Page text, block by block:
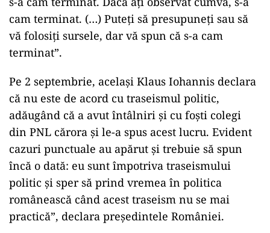
cam terminat. (…) Puteţi să presupuneţi sau să
vă folosiţi sursele, dar vă spun că s-a cam
terminat”.
Pe 2 septembrie, același Klaus Iohannis declara
că nu este de acord cu traseismul politic,
adăugând că a avut întâlniri şi cu foşti colegi
din PNL cărora şi le-a spus acest lucru. Evident
cazuri punctuale au apărut şi trebuie să spun
încă o dată: eu sunt împotriva traseismului
politic şi sper să prind vremea în politica
românească când acest traseism nu se mai
practică”, declara președintele României.